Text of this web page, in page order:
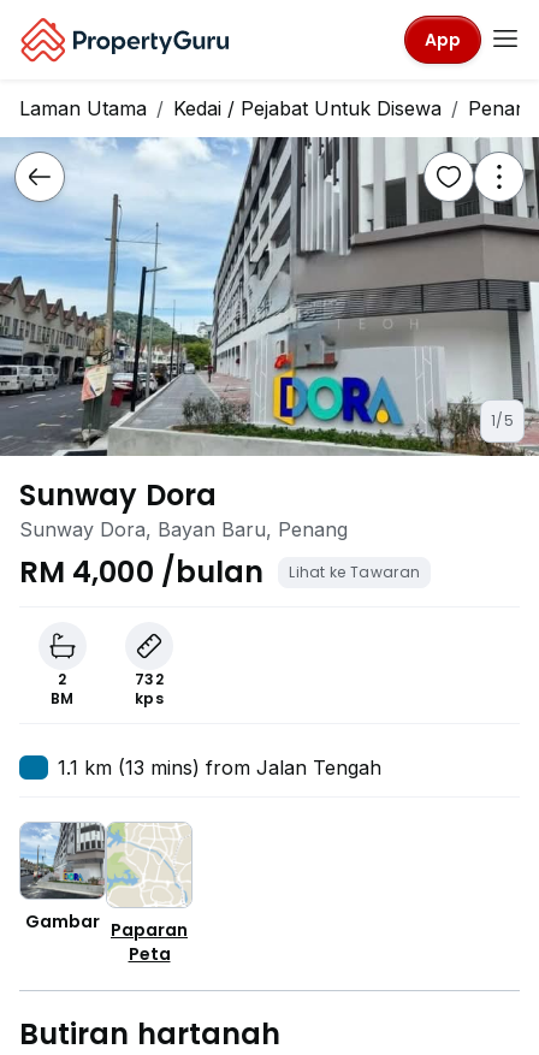
App
Laman Utama Kedai / Pejabat Untuk Disewa Penang
1/5
Sunway Dora
Sunway Dora, Bayan Baru, Penang
RM 4,000 /bulan Lihat ke Tawaran
2
BM
732
kps
1.1 km (13 mins) from Jalan Tengah
Gambar Paparan
Peta
Butiran hartanah